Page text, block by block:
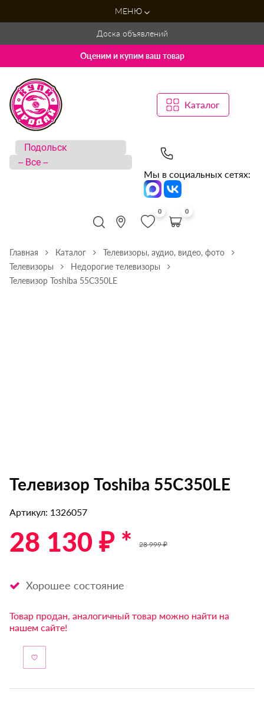
МЕНЮ
Доска объявлений
Оценим и купим ваш товар
Каталог
Мы в социальных сетях:
0 0
Главная Каталог
Телевизоры, аудио, видео, фото
Телевизоры
Недорогие телевизоры
Телевизор Toshiba 55C350LE
Телевизор Toshiba 55C350LE
Артикул: 1326057
28 130 ₽ * 28 999 ₽
Хорошее состояние
Товар продан, аналогичный товар можно найти на
нашем сайте!